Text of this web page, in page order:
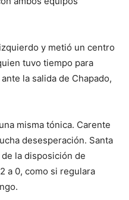
y metió un centro
tuvo tiempo para
la salida de Chapado,
misma tónica. Carente
desesperación. Santa
la disposición de
a 0, como si regulara